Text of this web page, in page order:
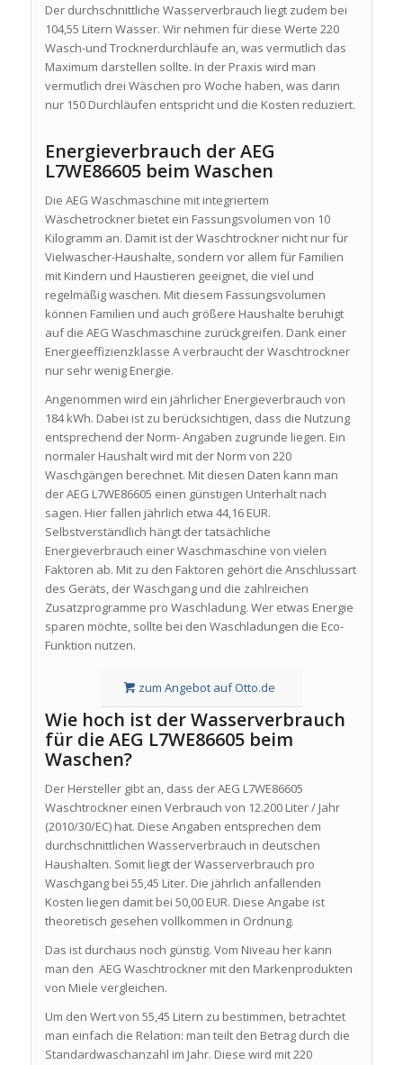
Der durchschnittliche Wasserverbrauch liegt zudem bei
104,55 Litern Wasser. Wir nehmen für diese Werte 220
Wasch-und Trocknerdurchläufe an, was vermutlich das
Maximum darstellen sollte. In der Praxis wird man
vermutlich drei Wäschen pro Woche haben, was dann
nur 150 Durchläufen entspricht und die Kosten reduziert.
Energieverbrauch der AEG
L7WE86605 beim Waschen
Die AEG Waschmaschine mit integriertem
Wäschetrockner bietet ein Fassungsvolumen von 10
Kilogramm an. Damit ist der Waschtrockner nicht nur für
Vielwascher-Haushalte, sondern vor allem für Familien
mit Kindern und Haustieren geeignet, die viel und
regelmäßig waschen. Mit diesem Fassungsvolumen
können Familien und auch größere Haushalte beruhigt
auf die AEG Waschmaschine zurückgreifen. Dank einer
Energieeffizienzklasse A verbraucht der Waschtrockner
nur sehr wenig Energie.
Angenommen wird ein jährlicher Energieverbrauch von
184 kWh. Dabei ist zu berücksichtigen, dass die Nutzung
entsprechend der Norm- Angaben zugrunde liegen. Ein
normaler Haushalt wird mit der Norm von 220
Waschgängen berechnet. Mit diesen Daten kann man
der AEG L7WE86605 einen günstigen Unterhalt nach
sagen. Hier fallen jährlich etwa 44,16 EUR.
Selbstverständlich hängt der tatsächliche
Energieverbrauch einer Waschmaschine von vielen
Faktoren ab. Mit zu den Faktoren gehört die Anschlussart
des Geräts, der Waschgang und die zahlreichen
Zusatzprogramme pro Waschladung. Wer etwas Energie
sparen möchte, sollte bei den Waschladungen die Eco-
Funktion nutzen.
zum Angebot auf Otto.de
Wie hoch ist der Wasserverbrauch
für die AEG L7WE86605 beim
Waschen?
Der Hersteller gibt an, dass der AEG L7WE86605
Waschtrockner einen Verbrauch von 12.200 Liter / Jahr
(2010/30/EC) hat. Diese Angaben entsprechen dem
durchschnittlichen Wasserverbrauch in deutschen
Haushalten. Somit liegt der Wasserverbrauch pro
Waschgang bei 55,45 Liter. Die jährlich anfallenden
Kosten liegen damit bei 50,00 EUR. Diese Angabe ist
theoretisch gesehen vollkommen in Ordnung.
Das ist durchaus noch günstig. Vom Niveau her kann
man den AEG Waschtrockner mit den Markenprodukten
von Miele vergleichen.
Um den Wert von 55,45 Litern zu bestimmen, betrachtet
man einfach die Relation: man teilt den Betrag durch die
Standardwaschanzahl im Jahr. Diese wird mit 220